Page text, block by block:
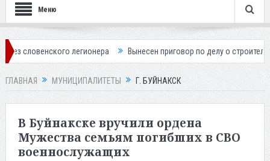
Меню
Вынесен приговор по делу о строительстве гостиницы у
ГЛАВНАЯ МУНИЦИПАЛИТЕТЫ Г. БУЙНАКСК
В Буйнакске вручили ордена
Мужества семьям погибших в СВО
военнослужащих